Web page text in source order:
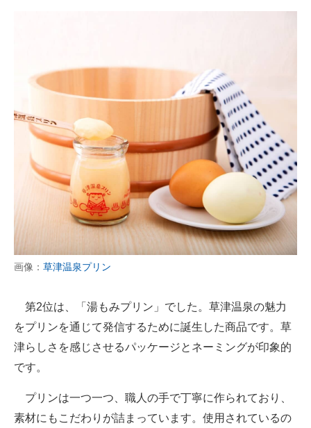
画像： 草津温泉プリン
第2位は、「湯もみプリン」でした。草津温泉の魅力
をプリンを通じて発信するために誕生した商品です。草
津らしさを感じさせるパッケージとネーミングが印象的
です。
プリンは一つ一つ、職人の手で丁寧に作られており、
素材にもこだわりが詰まっています。使用されているの